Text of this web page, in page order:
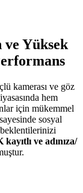
Yüksek
kamerası ve göz
hem
için mükemmel
sosyal
ve adınıza/